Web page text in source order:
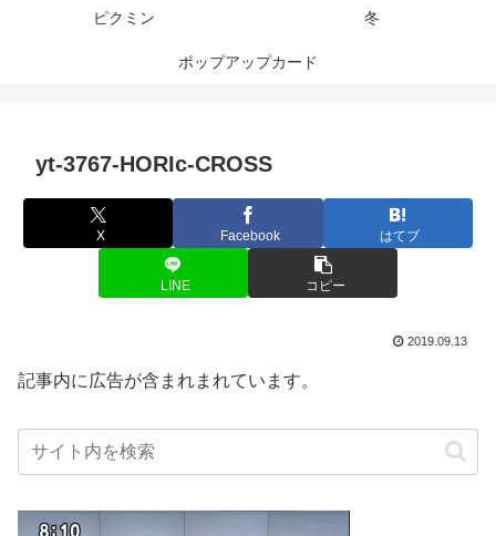
ピクミン 冬
ポップアップカード
yt-3767-HORIc-CROSS
X Facebook はてブ
LINE コピー
2019.09.13
記事内に広告が含まれまれています。